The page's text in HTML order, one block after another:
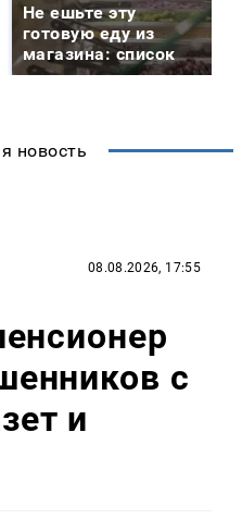
Не ешьте эту
готовую еду из
магазина: список
новость
08.08.2026, 17:55
с
и